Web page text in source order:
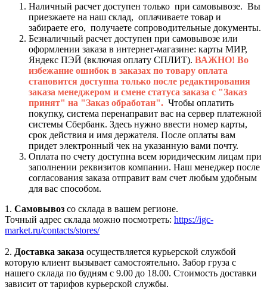
Наличный расчет доступен только при самовывозе. Вы
приезжаете на наш склад, оплачиваете товар и
забираете его, получаете сопроводительные документы.
Безналичный расчет доступен при самовывозе или
оформлении заказа в интернет-магазине: карты МИР,
Яндекс ПЭЙ (включая оплату СПЛИТ). ВАЖНО! Во
избежание ошибок в заказах по товару оплата
становится доступна только после редактирования
заказа менеджером и смене статуса заказа с "Заказ
принят" на "Заказ обработан". Чтобы оплатить
покупку, система перенаправит вас на сервер платежной
системы Сбербанк. Здесь нужно ввести номер карты,
срок действия и имя держателя. После оплаты вам
придет электронный чек на указанную вами почту.
Оплата по счету доступна всем юридическим лицам при
заполнении реквизитов компании. Наш менеджер после
согласования заказа отправит вам счет любым удобным
для вас способом.
1. Самовывоз со склада в вашем регионе.
Точный адрес склада можно посмотреть: https://igc-
market.ru/contacts/stores/
2. Доставка заказа осуществляется курьерской службой
которую клиент вызывает самостоятельно. Забор груза с
нашего склада по будням с 9.00 до 18.00. Стоимость доставки
зависит от тарифов курьерской службы.